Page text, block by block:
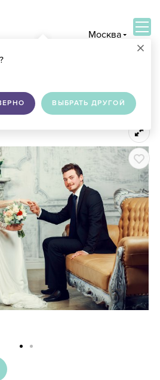
платьев
Москва
×
ВЫБРАТЬ ДРУГОЙ